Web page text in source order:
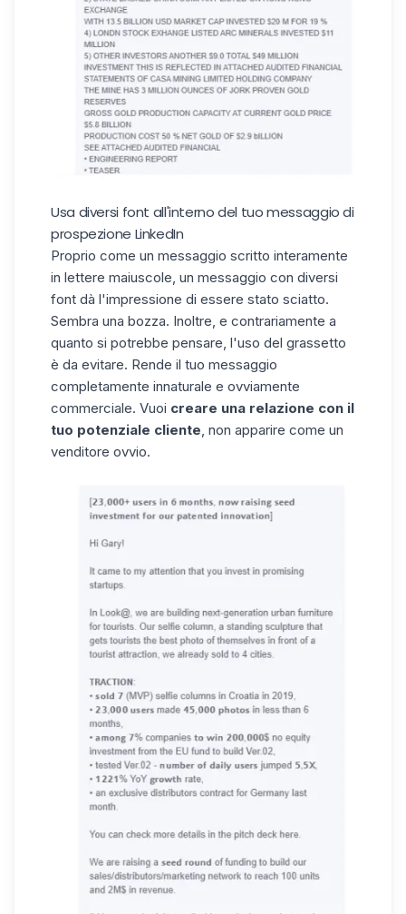
Usa diversi font all'interno del tuo messaggio di
prospezione LinkedIn
Proprio come un messaggio scritto interamente
in lettere maiuscole, un messaggio con diversi
font dà l'impressione di essere stato sciatto.
Sembra una bozza. Inoltre, e contrariamente a
quanto si potrebbe pensare, l'uso del grassetto
è da evitare. Rende il tuo messaggio
completamente innaturale e ovviamente
commerciale. Vuoi creare una relazione con il
tuo potenziale cliente, non apparire come un
venditore ovvio.